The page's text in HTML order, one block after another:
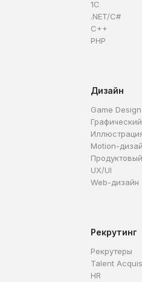
1C
.NET/C#
C++
PHP
Дизайн
Game Design
Motion-
UX/UI
Web-дизайн
Рекрутинг
Рекрутеры
Talent
HR